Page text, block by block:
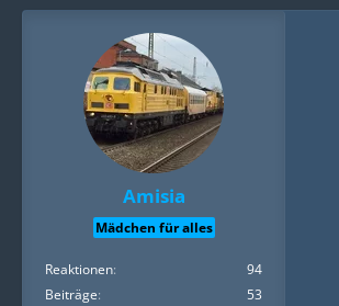
Amisia
Mädchen für alles
Reaktionen
94
Beiträge
53